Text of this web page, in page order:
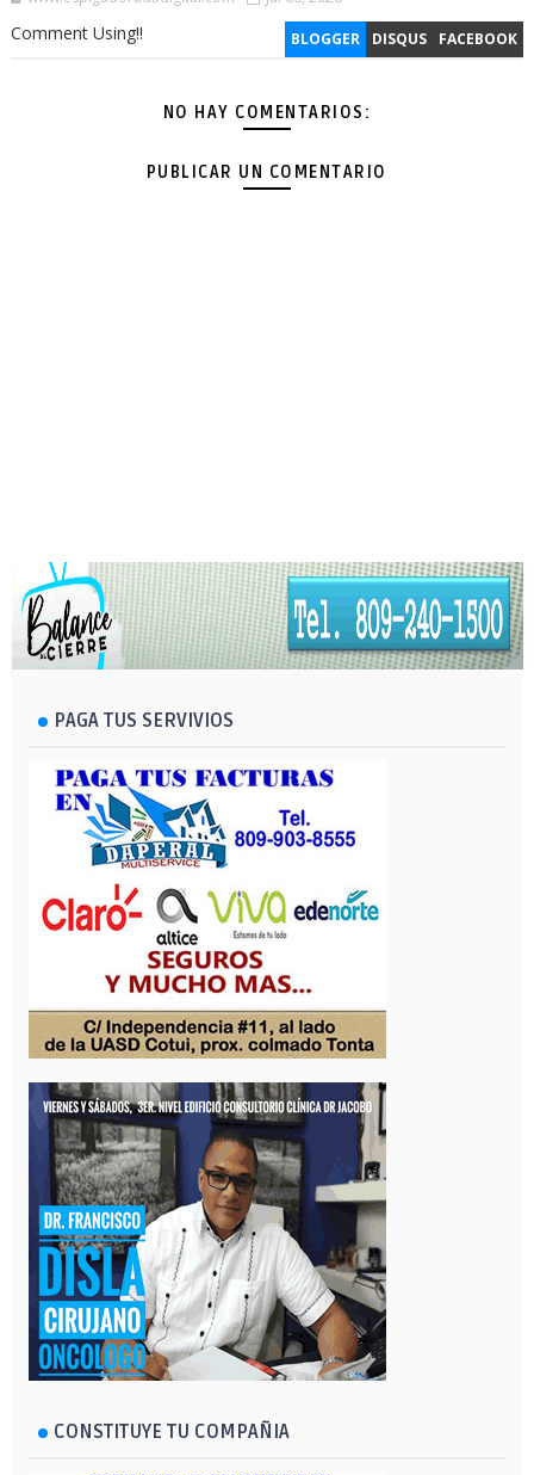
BLOGGER DISQUS FACEBOOK
Comment Using!!
NO HAY COMENTARIOS:
PUBLICAR UN COMENTARIO
PAGA TUS SERVIVIOS
CONSTITUYE TU COMPAÑIA